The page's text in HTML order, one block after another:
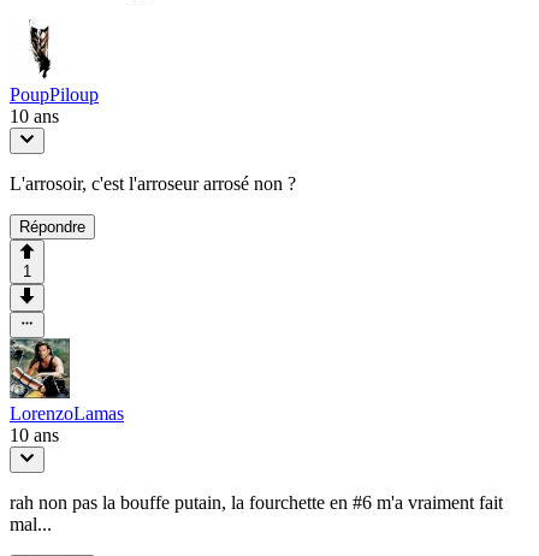
PoupPiloup
10 ans
L'arrosoir, c'est l'arroseur arrosé non ?
Répondre
1
LorenzoLamas
10 ans
rah non pas la bouffe putain, la fourchette en #6 m'a vraiment fait
mal...